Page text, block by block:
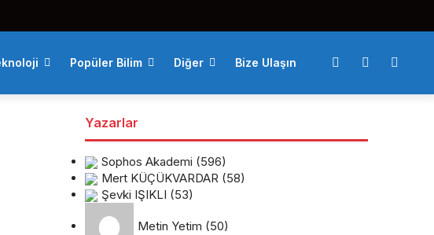
Popüler Bilim Diğer Bize Ulaşın
Yazarlar
Sophos Akademi (596)
Mert KÜÇÜKVARDAR (58)
Şevki IŞIKLI (53)
Metin Yetim (50)